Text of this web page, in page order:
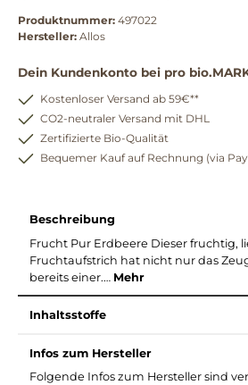
Produktnummer: 497022
Hersteller: Allos
Dein Kundenkonto bei pro
Kostenloser Versand ab 59€**
CO2-neutraler Versand mit DHL
Zertifizierte Bio-Qualität
Bequemer Kauf auf Rechnung (via
Beschreibung
Frucht Pur Erdbeere Dieser fruchtig,
Fruchtaufstrich hat nicht nur das
bereits einer.… Mehr
Inhaltsstoffe
Infos zum Hersteller
Folgende Infos zum Hersteller sind